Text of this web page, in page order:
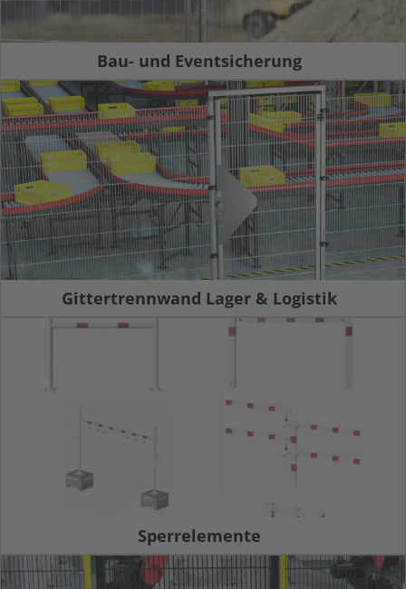
Bau- und Eventsicherung
Gittertrennwand Lager & Logistik
Sperrelemente